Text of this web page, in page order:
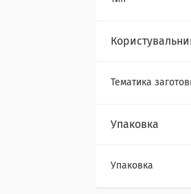
Тематика
Упаковка
Упаковка